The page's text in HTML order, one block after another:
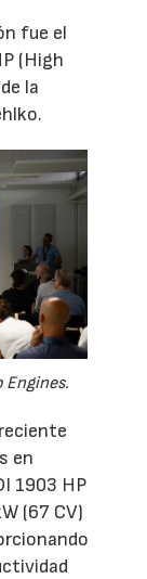
fue el
(High
la
Engines.
en
1903 HP
(67 CV)